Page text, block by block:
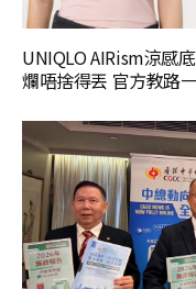
UNIQLO AIRism涼感
爛唔捨得丟 官方教路